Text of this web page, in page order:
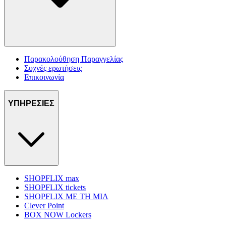
Παρακολούθηση Παραγγελίας
Συχνές ερωτήσεις
Επικοινωνία
ΥΠΗΡΕΣΙΕΣ
SHOPFLIX max
SHOPFLIX tickets
SHOPFLIX ΜΕ ΤΗ ΜΙΑ
Clever Point
BOX NOW Lockers